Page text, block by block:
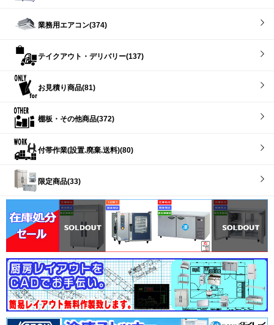
業務用エアコン(374)
テイクアウト・デリバリー(137)
お見積り商品(81)
棚板・その他商品(372)
付帯作業(設置.廃棄.送料)(80)
限定商品(33)